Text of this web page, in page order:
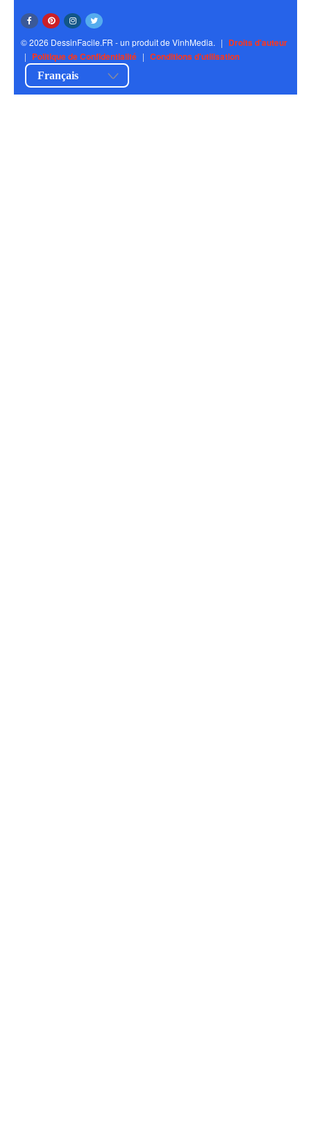
© 2026 DessinFacile.FR - un produit de VinhMedia. | Droits d'auteur
| Politique de Confidentialité | Conditions d'utilisation
Français